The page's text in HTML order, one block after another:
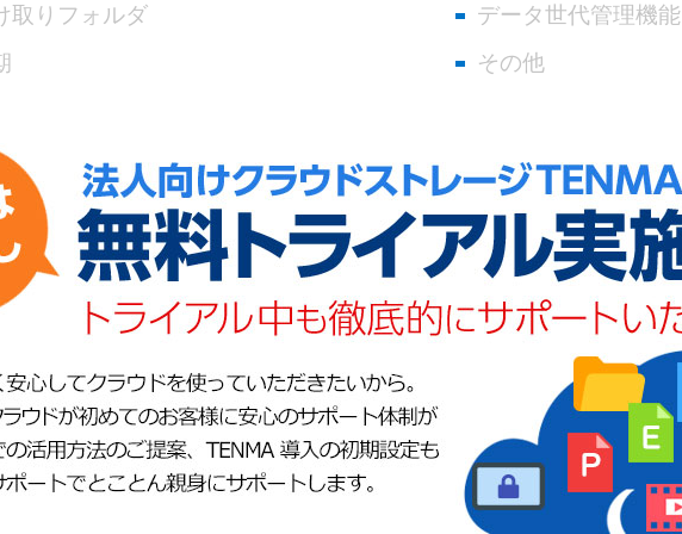
取りフォルダ
データ世代管理機能
その他